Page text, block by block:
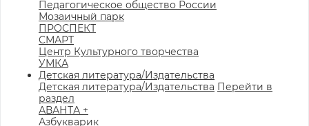
Педагогическое общество России
Мозаичный парк
ПРОСПЕКТ
СМАРТ
Центр Культурного творчества
УМКА
Детская литература/Издательства
Детская литература/Издательства Перейти в
раздел
АВАНТА +
Азбукварик